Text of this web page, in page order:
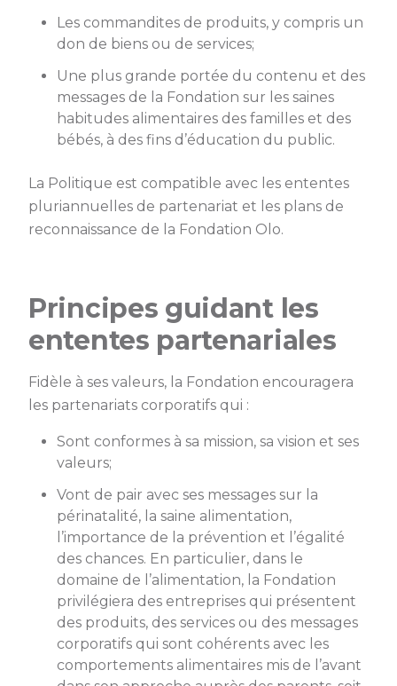
Les commandites de produits, y compris un
don de biens ou de services;
Une plus grande portée du contenu et des
messages de la Fondation sur les saines
habitudes alimentaires des familles et des
bébés, à des fins d’éducation du public.
La Politique est compatible avec les ententes
pluriannuelles de partenariat et les plans de
reconnaissance de la Fondation Olo.
Principes guidant les
ententes partenariales
Fidèle à ses valeurs, la Fondation encouragera
les partenariats corporatifs qui :
Sont conformes à sa mission, sa vision et ses
valeurs;
Vont de pair avec ses messages sur la
périnatalité, la saine alimentation,
l’importance de la prévention et l’égalité
des chances. En particulier, dans le
domaine de l’alimentation, la Fondation
privilégiera des entreprises qui présentent
des produits, des services ou des messages
corporatifs qui sont cohérents avec les
comportements alimentaires mis de l’avant